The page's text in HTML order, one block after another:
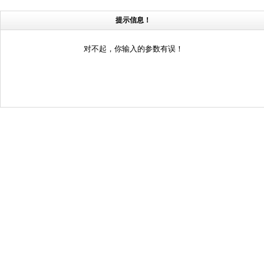
提示信息！
对不起，你输入的参数有误！